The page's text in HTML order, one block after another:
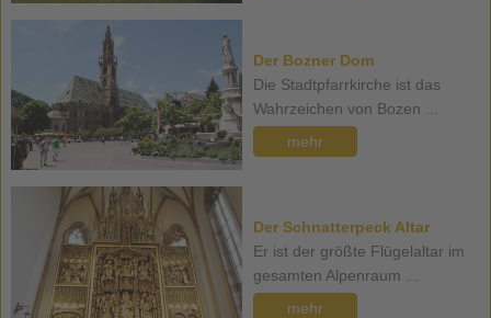
Der Bozner Dom
Die Stadtpfarrkirche ist das
Wahrzeichen von Bozen ...
mehr
Der Schnatterpeck Altar
Er ist der größte Flügelaltar im
gesamten Alpenraum ...
mehr